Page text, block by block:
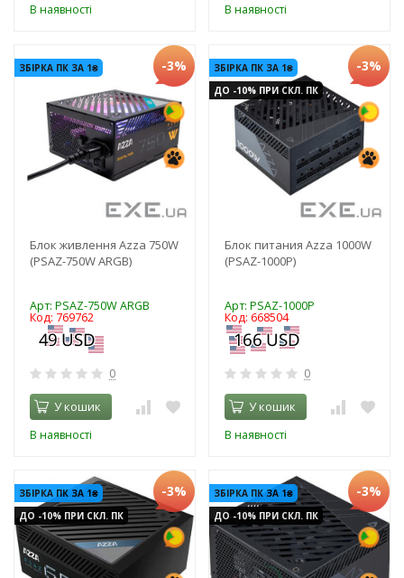
В наявності В наявності
ЗБІРКА ПК ЗА 1₴ -3%
Блок живлення Azza 750W
(PSAZ-750W ARGB)
Арт: PSAZ-750W ARGB
Код: 769762
0
У кошик
В наявності
ЗБІРКА ПК ЗА 1₴
ДО -10% ПРИ СКЛ. ПК
-3%
Блок питания Azza 1000W
(PSAZ-1000P)
Арт: PSAZ-1000P
Код: 668504
0
У кошик
В наявності
ЗБІРКА ПК ЗА 1₴
ДО -10% ПРИ СКЛ. ПК
-3%
ЗБІРКА ПК ЗА 1₴
ДО -10% ПРИ СКЛ. ПК
-3%